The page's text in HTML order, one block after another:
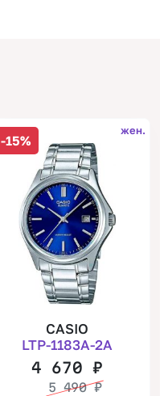
-15%
жен.
CASIO
LTP-1183A-2A
4 670 ₽
5 490₽